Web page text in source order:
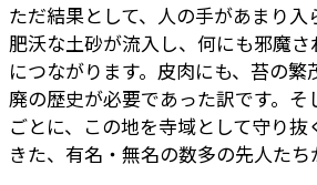
ただ結果として、人の手があまり入
肥沃な土砂が流入し、何にも邪魔
につながります。皮肉にも、苔の繁
廃の歴史が必要であった訳です。そ
ごとに、この地を寺域として守り抜
きた、有名・無名の数多の先人たち